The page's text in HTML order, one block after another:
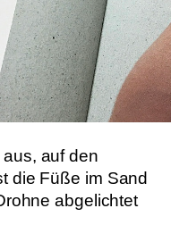
auf den
die Füße im Sand
abgelichtet